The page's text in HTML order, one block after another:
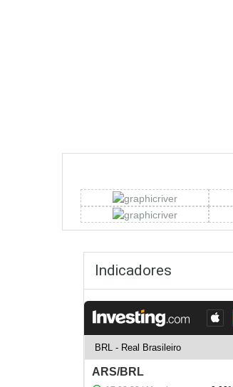
Indicadores